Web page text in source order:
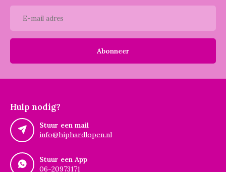
Abonneer
Hulp nodig?
Stuur een mail
info@hiphardlopen.nl
Stuur een App
06-20973171